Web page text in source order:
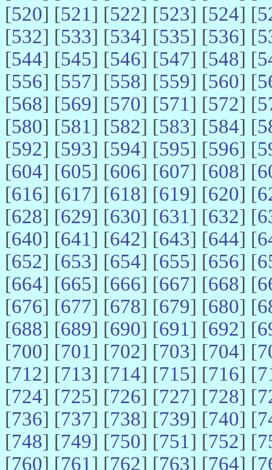
[520] [521] [522] [523] [524] [
[532] [533] [534] [535] [536] [
[544] [545] [546] [547] [548] [
[556] [557] [558] [559] [560] [
[568] [569] [570] [571] [572] [
[580] [581] [582] [583] [584] [
[592] [593] [594] [595] [596] [
[604] [605] [606] [607] [608] [
[616] [617] [618] [619] [620] [
[628] [629] [630] [631] [632] [
[640] [641] [642] [643] [644] [
[652] [653] [654] [655] [656] [
[664] [665] [666] [667] [668] [
[676] [677] [678] [679] [680] [
[688] [689] [690] [691] [692] [
[700] [701] [702] [703] [704] [
[712] [713] [714] [715] [716] [
[724] [725] [726] [727] [728] [
[736] [737] [738] [739] [740] [
[748] [749] [750] [751] [752] [
[760] [761] [762] [763] [764] [